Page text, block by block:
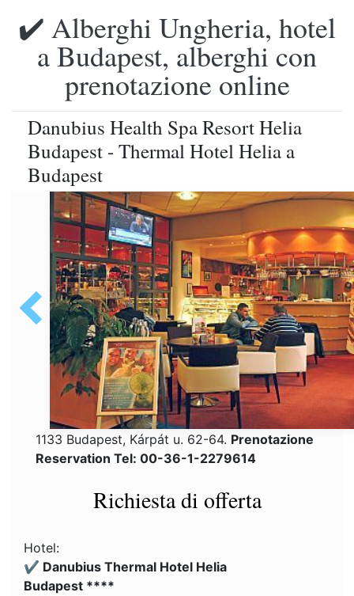
✔️ Alberghi Ungheria, hotel
a Budapest, alberghi con
prenotazione online
Danubius Health Spa Resort Helia
Budapest - Thermal Hotel Helia a
Budapest
1133 Budapest, Kárpát u. 62-64. Prenotazione
Reservation Tel: 00-36-1-2279614
Richiesta di offerta
Hotel:
✔️ Danubius Thermal Hotel Helia
Budapest ****